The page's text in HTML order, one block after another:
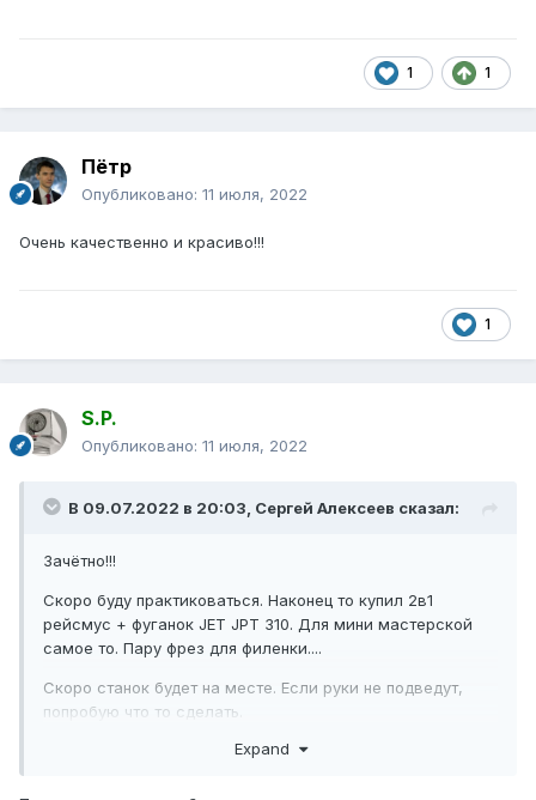
1 1
Пётр
Опубликовано: 11 июля, 2022
Очень качественно и красиво!!!
1
S.P.
Опубликовано: 11 июля, 2022
В 09.07.2022 в 20:03, Сергей Алексеев сказал:
Зачётно!!!
Скоро буду практиковаться. Наконец то купил 2в1
рейсмус + фуганок JET JPT 310. Для мини мастерской
самое то. Пару фрез для филенки....
Скоро станок будет на месте. Если руки не подведут,
попробую что то сделать.
Expand